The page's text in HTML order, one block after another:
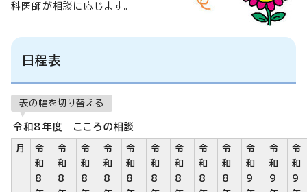
科医師が相談に応じます。
日程表
表の幅を切り替える
令和8年度 こころの相談
月
令
和
8
令
和
8
令
和
8
令
和
8
令
和
8
令
和
8
令
和
8
令
和
8
令
和
8
令
和
9
令
和
9
令
和
9